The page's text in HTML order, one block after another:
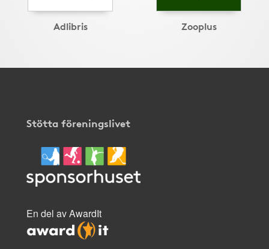
Adlibris Zooplus
Stötta föreningslivet
En del av AwardIt